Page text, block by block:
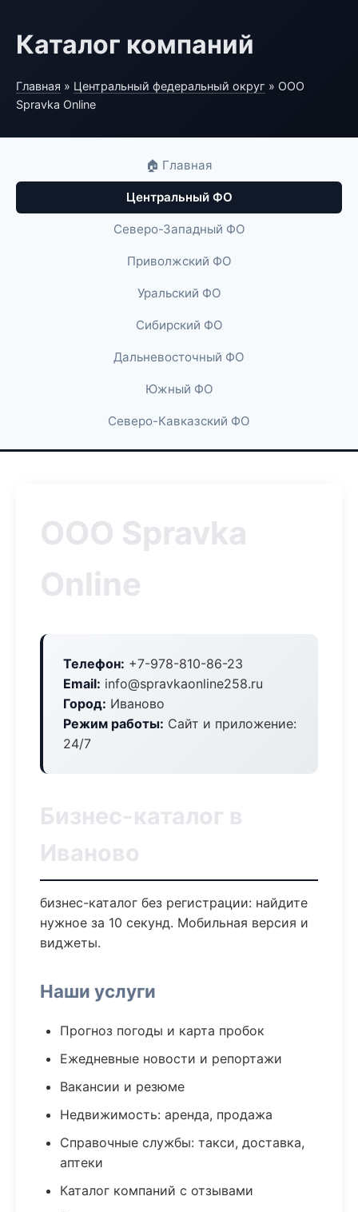
Каталог компаний
Главная » Центральный федеральный округ » ООО
Spravka Online
🏠 Главная
Центральный ФО
Северо-Западный ФО
Приволжский ФО
Уральский ФО
Сибирский ФО
Дальневосточный ФО
Южный ФО
Северо-Кавказский ФО
ООО Spravka
Online
Телефон: +7-978-810-86-23
Email: info@spravkaonline258.ru
Город: Иваново
Режим работы: Сайт и приложение:
24/7
Бизнес-каталог в
Иваново
бизнес-каталог без регистрации: найдите
нужное за 10 секунд. Мобильная версия и
виджеты.
Наши услуги
Прогноз погоды и карта пробок
Ежедневные новости и репортажи
Вакансии и резюме
Недвижимость: аренда, продажа
Справочные службы: такси, доставка,
аптеки
Каталог компаний с отзывами